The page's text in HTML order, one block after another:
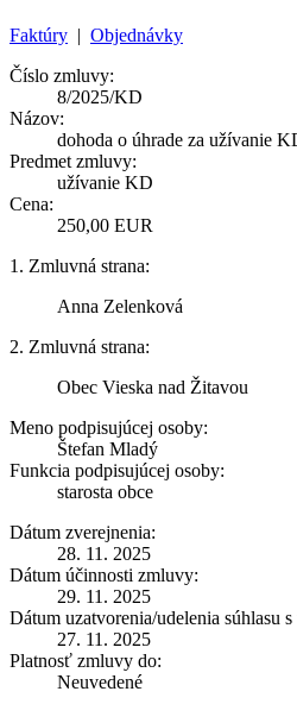
Faktúry | Objednávky
Číslo zmluvy:
8/2025/KD
Názov:
dohoda o úhrade za užívanie
Predmet zmluvy:
užívanie KD
Cena:
250,00 EUR
1. Zmluvná strana:
Anna Zelenková
2. Zmluvná strana:
Obec Vieska nad Žitavou
Meno podpisujúcej osoby:
Štefan Mladý
Funkcia podpisujúcej osoby:
starosta obce
Dátum zverejnenia:
28. 11. 2025
Dátum účinnosti zmluvy:
29. 11. 2025
Dátum uzatvorenia/udelenia súhlasu
27. 11. 2025
Platnosť zmluvy do:
Neuvedené